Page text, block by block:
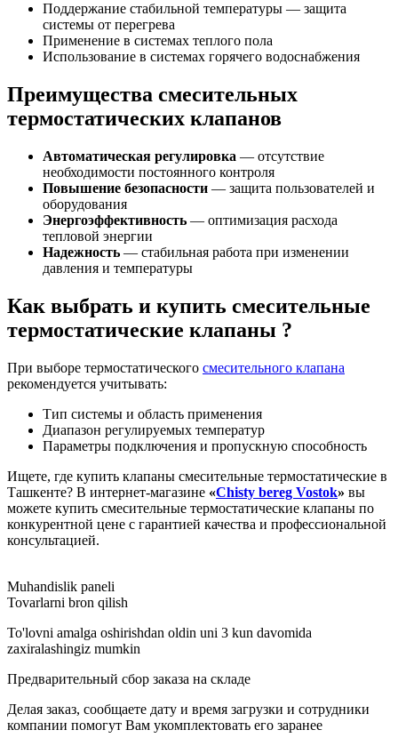
Поддержание стабильной температуры — защита
системы от перегрева
Применение в системах теплого пола
Использование в системах горячего водоснабжения
Преимущества смесительных
термостатических клапанов
Автоматическая регулировка — отсутствие
необходимости постоянного контроля
Повышение безопасности — защита пользователей и
оборудования
Энергоэффективность — оптимизация расхода
тепловой энергии
Надежность — стабильная работа при изменении
давления и температуры
Как выбрать и купить смесительные
термостатические клапаны ?
При выборе термостатического смесительного клапана
рекомендуется учитывать:
Тип системы и область применения
Диапазон регулируемых температур
Параметры подключения и пропускную способность
Ищете, где купить клапаны смесительные термостатические в
Ташкенте? В интернет-магазине «Chisty bereg Vostok» вы
можете купить смесительные термостатические клапаны по
конкурентной цене с гарантией качества и профессиональной
консультацией.
Muhandislik paneli
Tovarlarni bron qilish
To'lovni amalga oshirishdan oldin uni 3 kun davomida
zaxiralashingiz mumkin
Предварительный сбор заказа на складе
Делая заказ, сообщаете дату и время загрузки и сотрудники
компании помогут Вам укомплектовать его заранее